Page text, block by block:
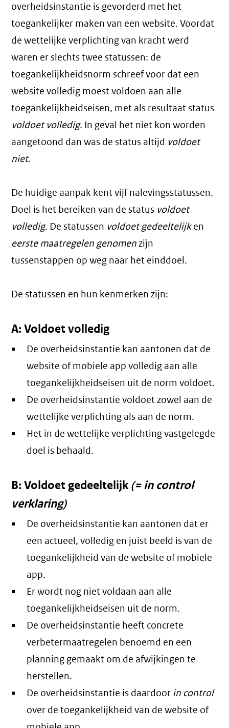
overheidsinstantie is gevorderd met het
toegankelijker maken van een website. Voordat
de wettelijke verplichting van kracht werd
waren er slechts twee statussen: de
toegankelijkheidsnorm schreef voor dat een
website volledig moest voldoen aan alle
toegankelijkheidseisen, met als resultaat status
voldoet volledig. In geval het niet kon worden
aangetoond dan was de status altijd voldoet
niet.
De huidige aanpak kent vijf nalevingsstatussen.
Doel is het bereiken van de status voldoet
volledig. De statussen voldoet gedeeltelijken
eerste maatregelen genomenzijn
tussenstappen op weg naar het einddoel.
De statussen en hun kenmerken zijn:
A: Voldoet volledig
De overheidsinstantie kan aantonen dat de
website of mobiele app volledig aan alle
toegankelijkheidseisen uit de norm voldoet.
De overheidsinstantie voldoet zowel aan de
wettelijke verplichting als aan de norm.
Het in de wettelijke verplichting vastgelegde
doel is behaald.
B: Voldoet gedeeltelijk(= in control
verklaring)
De overheidsinstantie kan aantonen dat er
een actueel, volledig en juist beeld is van de
toegankelijkheid van de website of mobiele
app.
Er wordt nog niet voldaan aan alle
toegankelijkheidseisen uit de norm.
De overheidsinstantie heeft concrete
verbetermaatregelen benoemd en een
planning gemaakt om de afwijkingen te
herstellen.
De overheidsinstantie is daardoor in control
over de toegankelijkheid van de website of